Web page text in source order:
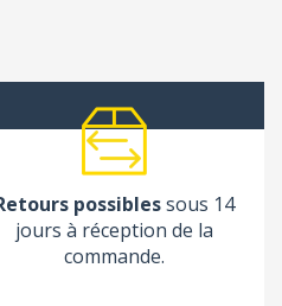
possiblessous 14
jours à réception de la
commande.